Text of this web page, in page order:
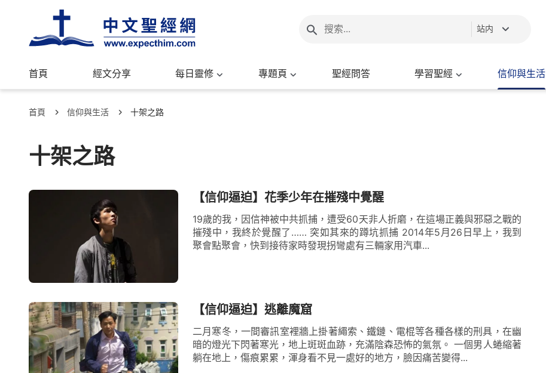
站内
首頁 經文分享 每日靈修 專題頁 聖經問答 學習聖經 信仰與生活
首頁 信仰與生活 十架之路
十架之路
【信仰逼迫】花季少年在摧殘中覺醒
19歲的我，因信神被中共抓捕，遭受60天非人折磨，在這場正義與邪惡之戰的
摧殘中，我終於覺醒了…… 突如其來的蹲坑抓捕 2014年5月26日早上，我到
聚會點聚會，快到接待家時發現拐彎處有三輛家用汽車...
【信仰逼迫】逃離魔窟
二月寒冬，一間審訊室裡牆上掛著繩索、鐵鏈、電棍等各種各樣的刑具，在幽
暗的燈光下閃著寒光，地上斑斑血跡，充滿陰森恐怖的氣氛。 一個男人蜷縮著
躺在地上，傷痕累累，渾身看不見一處好的地方，臉因痛苦變得...